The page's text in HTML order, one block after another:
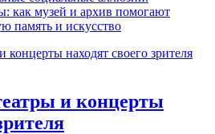
как музей и архив помогают
память и искусство
и концерты